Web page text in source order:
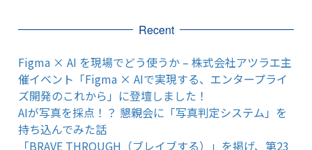
Recent
Figma × AI を現場でどう使うか – 株式会社アツラエ主
催イベント「Figma × AIで実現する、エンタープライ
ズ開発のこれから」に登壇しました！
AIが写真を採点！？ 懇親会に「写真判定システム」を
持ち込んでみた話
「BRAVE THROUGH（ブレイブする）」を掲げ、第23